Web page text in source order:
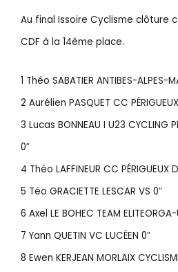
Au final Issoire Cyclisme clôture
CDF à la 14ème place.
1 Théo SABATIER ANTIBES-ALPES-
2 Aurélien PASQUET CC
3 Lucas BONNEAU I U23 CYCLING
0″
4 Théo LAFFINEUR CC PÉRIGUEUX
5 Téo GRACIETTE LESCAR VS 0″
6 Axel LE BOHEC TEAM
7 Yann QUETIN VC LUCÉEN 0″
8 Ewen KERJEAN MORLAIX